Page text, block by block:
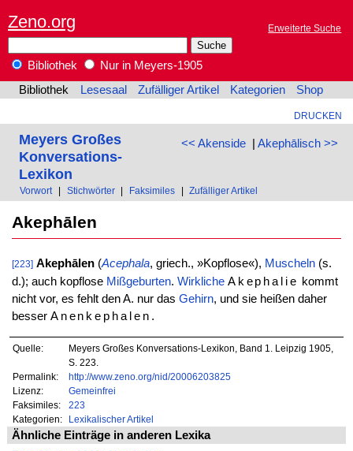
Zeno.org Erweiterte Suche
Bibliothek
Nur in Meyers-1905
Bibliothek
Lesesaal Zufälliger Artikel Kategorien Shop
DRUCKEN
<< Akenside| Akephālisch >>
Meyers Großes
Konversations-
Lexikon
Vorwort Stichwörter Faksimiles Zufälliger Artikel
Akephālen
[223] Akephālen(Acephala, griech., »Kopflose«), Muscheln(s.
d.); auch kopflose Mißgeburten. Wirkliche Akephalie kommt
nicht vor, es fehlt den A. nur das Gehirn, und sie heißen daher
besser Anenkephalen .
Quelle:
Meyers Großes Konversations-Lexikon, Band 1. Leipzig 1905,
S. 223.
Permalink:
http://www.zeno.org/nid/20006203825
Lizenz:
Gemeinfrei
Faksimiles:
223
Kategorien:
Lexikalischer Artikel
Ähnliche Einträge in anderen Lexika